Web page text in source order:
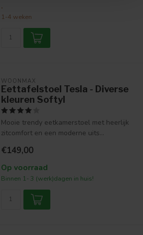
.
1-4 weken
WOONMAX
Eettafelstoel Tesla - Diverse
kleuren Softyl
Mooie trendy eetkamerstoel met heerlijk
zitcomfort en een moderne uits...
€149,00
Op voorraad
Binnen 1- 3 (werk)dagen in huis!